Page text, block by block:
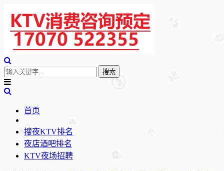
首页
搜夜KTV排名
夜店酒吧排名
KTV夜场招聘